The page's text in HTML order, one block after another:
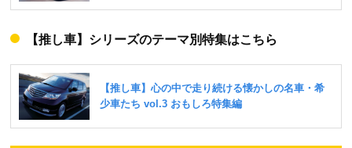
【推し車】シリーズのテーマ別特集はこちら